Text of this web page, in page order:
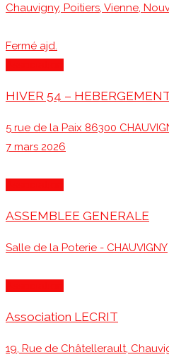
Chauvigny, Poitiers, Vienne,
Fermé ajd.
HIVER 54 –
5 rue de la Paix 86300
7 mars 2026
ASSEMBLEE GENERALE
Salle de la Poterie - CHAUVIGNY
Association LECRIT
19, Rue de Châtellerault,